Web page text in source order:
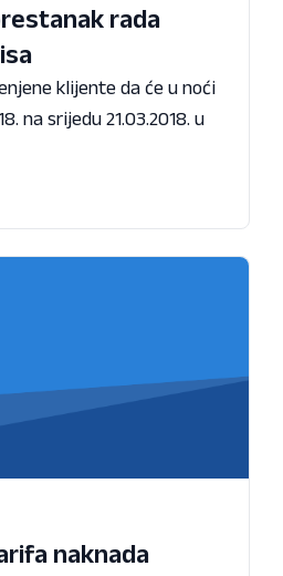
rada
klijente da će u noći
na srijedu 21.03.2018. u
naknada